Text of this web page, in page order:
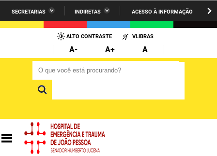
PARA
CONTEÚDO
SECRETARIAS INDIRETAS ACESSO À INFORMAÇÃO
Administração Penitenciária
Agricultura Familiar e Desenvolvimento do Semiárido
Casa Civil do Governador
Ciência, Tecnologia, Inovação e Ensino Superior
Comunicação Institucional
ARPB
ALTO CONTRASTE VLIBRAS
A- A+
A
O que você está procurando?